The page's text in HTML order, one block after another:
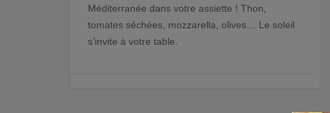
Méditerranée dans votre assiette ! Thon,
tomates séchées, mozzarella, olives… Le soleil
s’invite à votre table.